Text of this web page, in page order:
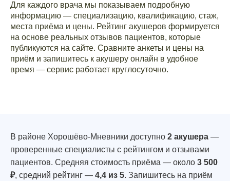
Для каждого врача мы показываем подробную
информацию — специализацию, квалификацию, стаж,
места приёма и цены. Рейтинг акушеров формируется
на основе реальных отзывов пациентов, которые
публикуются на сайте. Сравните анкеты и цены на
приём и запишитесь к акушеру онлайн в удобное
время — сервис работает круглосуточно.
В районе Хорошёво-Мневники доступно 2 акушера —
проверенные специалисты с рейтингом и отзывами
пациентов. Средняя стоимость приёма — около 3 500
₽, средний рейтинг — 4,4 из 5. Запишитесь на приём